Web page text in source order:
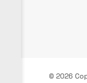
© 2026